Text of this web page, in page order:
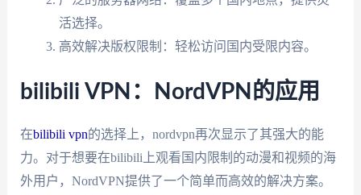
活选择。
高效解决版权限制：轻松访问国内受限内容。
bilibili VPN：NordVPN的应用
在bilibili vpn的选择上，nordvpn再次显示了其强大的能
力。对于想要在bilibili上观看国内限制的动漫和视频的海
外用户，NordVPN提供了一个简单而高效的解决方案。